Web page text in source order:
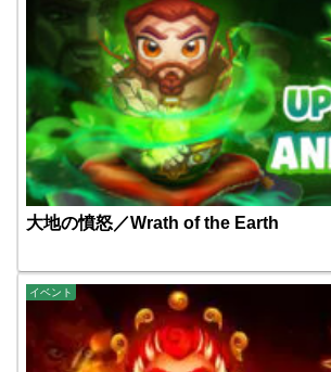
大地の憤怒／Wrath of the Earth
イベント